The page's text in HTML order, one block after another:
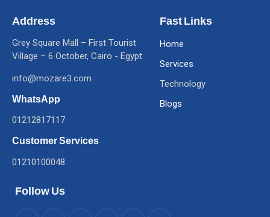
Address
Grey Square Mall – First Tourist
Village – 6 October, Cairo - Egypt
info@mozare3.com
WhatsApp
01212817117
Customer Services
01210100048
Fast Links
Home
Services
Technology
Blogs
Follow Us